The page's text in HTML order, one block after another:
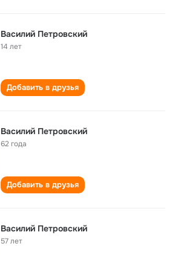
Василий Петровский
14 лет
Добавить в друзья
Василий Петровский
62 года
Добавить в друзья
Василий Петровский
57 лет